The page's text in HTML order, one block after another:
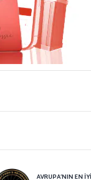
AVRUPA’NIN EN İYİ